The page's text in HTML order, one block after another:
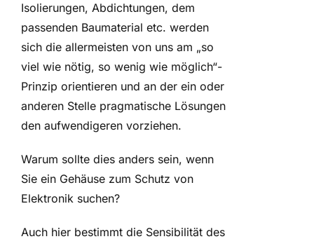
Isolierungen, Abdichtungen, dem
passenden Baumaterial etc. werden
sich die allermeisten von uns am „so
viel wie nötig, so wenig wie möglich“-
Prinzip orientieren und an der ein oder
anderen Stelle pragmatische Lösungen
den aufwendigeren vorziehen.
Warum sollte dies anders sein, wenn
Sie ein Gehäuse zum Schutz von
Elektronik suchen?
Auch hier bestimmt die Sensibilität des